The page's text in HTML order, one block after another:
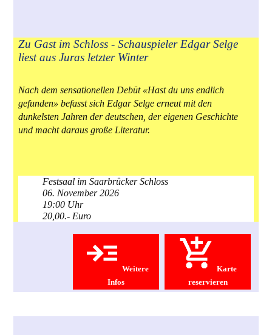
Zu Gast im Schloss - Schauspieler Edgar Selge
liest aus Juras letzter Winter
Nach dem sensationellen Debüt «Hast du uns endlich
gefunden» befasst sich Edgar Selge erneut mit den
dunkelsten Jahren der deutschen, der eigenen Geschichte
und macht daraus große Literatur.
Festsaal im Saarbrücker Schloss
06. November 2026
19:00 Uhr
20,00.- Euro
Karte
reservieren
Weitere
Infos